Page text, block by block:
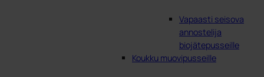
Vapaasti seisova
annostelija
biojätepusseille
Koukku muovipusseille